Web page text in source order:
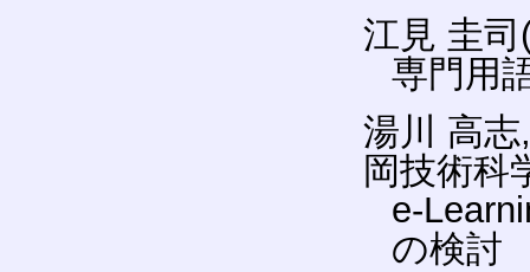
江見 圭
専門用
湯川 高
岡技術科
e-
の検討